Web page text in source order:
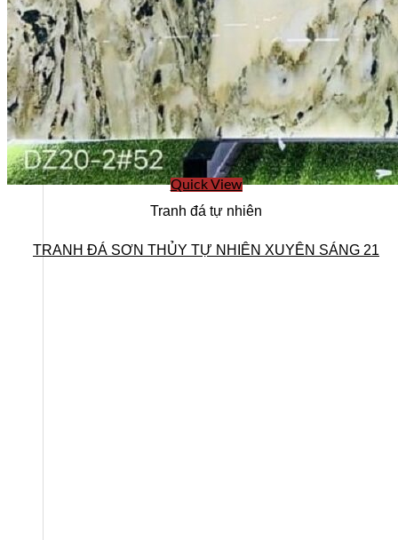
Ban lãnh đạo
Quick View
Tranh đá tự nhiên
TRANH ĐÁ SƠN THỦY TỰ NHIÊN XUYÊN SÁNG 21